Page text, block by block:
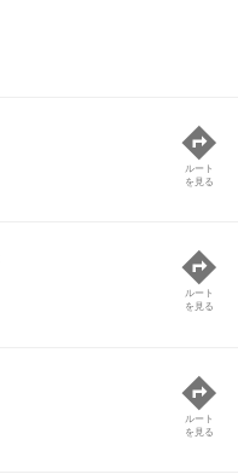
ルート
を見る
ルート
を見る
ルート
を見る